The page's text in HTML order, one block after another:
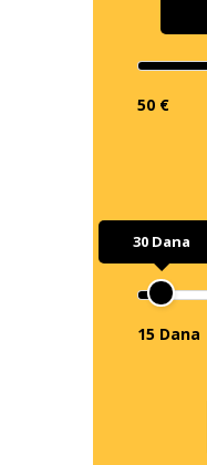
50 €
30 Dana
15 Dana